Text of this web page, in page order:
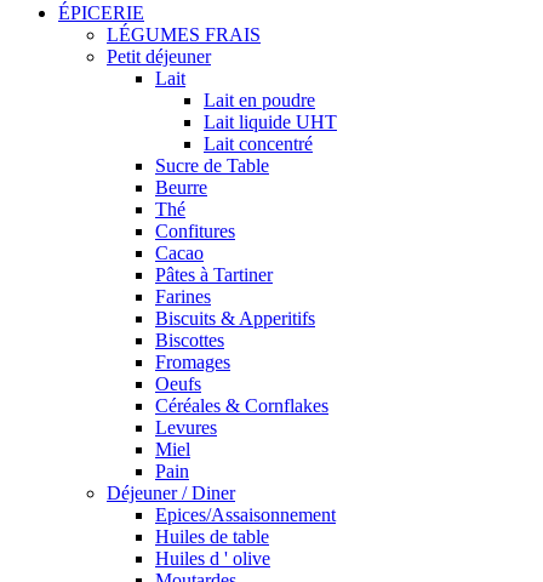
ÉPICERIE
LÉGUMES FRAIS
Petit déjeuner
Lait
Lait en poudre
Lait liquide UHT
Lait concentré
Sucre de Table
Beurre
Thé
Confitures
Cacao
Pâtes à Tartiner
Farines
Biscuits & Apperitifs
Biscottes
Fromages
Oeufs
Céréales & Cornflakes
Levures
Miel
Pain
Déjeuner / Diner
Epices/Assaisonnement
Huiles de table
Huiles d ' olive